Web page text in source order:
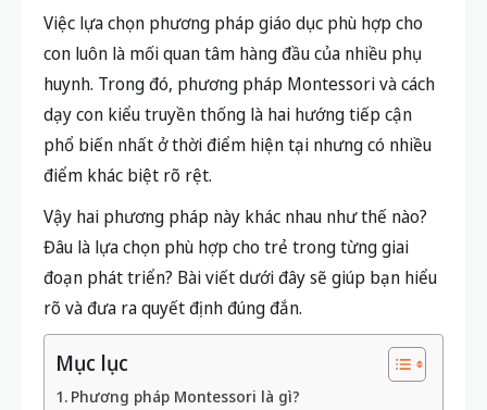
Việc lựa chọn phương pháp giáo dục phù hợp cho
con luôn là mối quan tâm hàng đầu của nhiều phụ
huynh. Trong đó, phương pháp Montessorivàcách
dạy con kiểu truyền thống là hai hướng tiếp cận
phổ biến nhất ở thời điểm hiện tại nhưng có nhiều
điểm khác biệt rõ rệt.
Vậy hai phương pháp này khác nhau như thế nào?
Đâu là lựa chọn phù hợp cho trẻ trong từng giai
đoạn phát triển? Bài viết dưới đây sẽ giúp bạn hiểu
rõ và đưa ra quyết định đúng đắn.
Mục lục
Phương pháp Montessori là gì?